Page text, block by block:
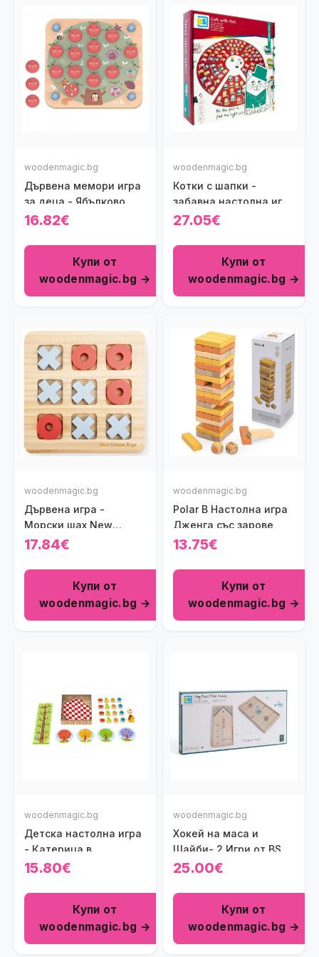
woodenmagic.bg
Дървена мемори игра
за деца - Ябълково
дърво
16.82€
Купи от
woodenmagic.bg →
woodenmagic.bg
Котки с шапки -
забавна настолна игра
за деца
27.05€
Купи от
woodenmagic.bg →
woodenmagic.bg
Дървена игра -
Морски шах New
classic toys
17.84€
Купи от
woodenmagic.bg →
woodenmagic.bg
Polar B Настолна игра
Дженга със зарове
13.75€
Купи от
woodenmagic.bg →
woodenmagic.bg
Детска настолна игра
- Катерица в
овошната градина
15.80€
Купи от
woodenmagic.bg →
woodenmagic.bg
Хокей на маса и
Шайби- 2 Игри от BS
Toys
25.00€
Купи от
woodenmagic.bg →